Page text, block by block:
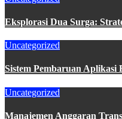
Eksplorasi Dua Surga:
Uncategorized
Sistem Pembaruan
Uncategorized
Manajemen Anggaran